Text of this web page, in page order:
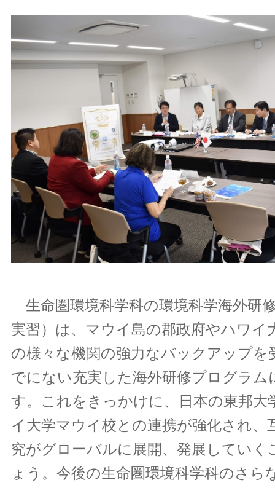
生命圏環境科学科の環境科学海外研
実習）は、マウイ島の郡政府やハワイ
の様々な機関の強力なバックアップを
でにない充実した海外研修プログラム
す。これをきっかけに、日本の東邦大
イ大学マウイ校との連携が強化され、
究がグローバルに展開、発展していく
ょう。今後の生命圏環境科学科のさら